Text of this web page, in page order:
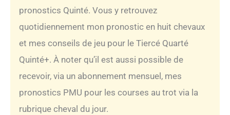
pronostics Quinté. Vous y retrouvez
quotidiennement mon pronostic en huit chevaux
et mes conseils de jeu pour le Tiercé Quarté
Quinté+. À noter qu’il est aussi possible de
recevoir, via un abonnement mensuel, mes
pronostics PMU pour les courses au trot via la
rubrique cheval du jour.